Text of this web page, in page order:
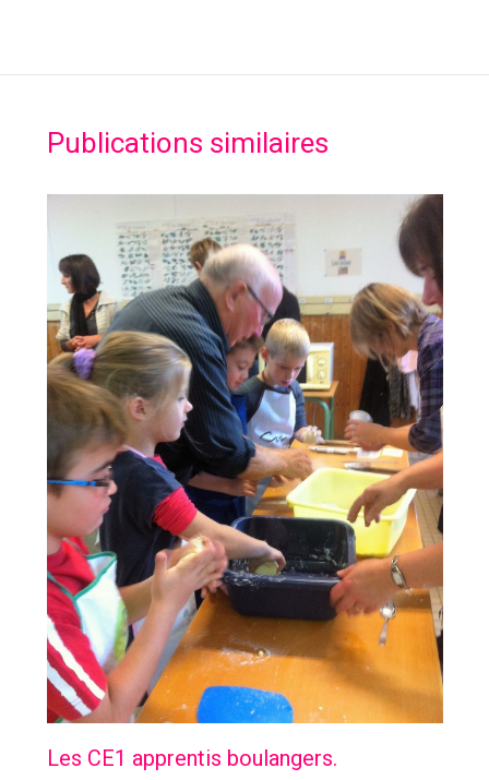
Publications similaires
Les CE1 apprentis boulangers.